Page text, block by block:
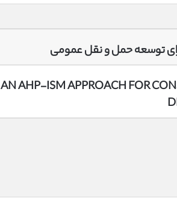
AN AHP-ISM APPROACH FOR